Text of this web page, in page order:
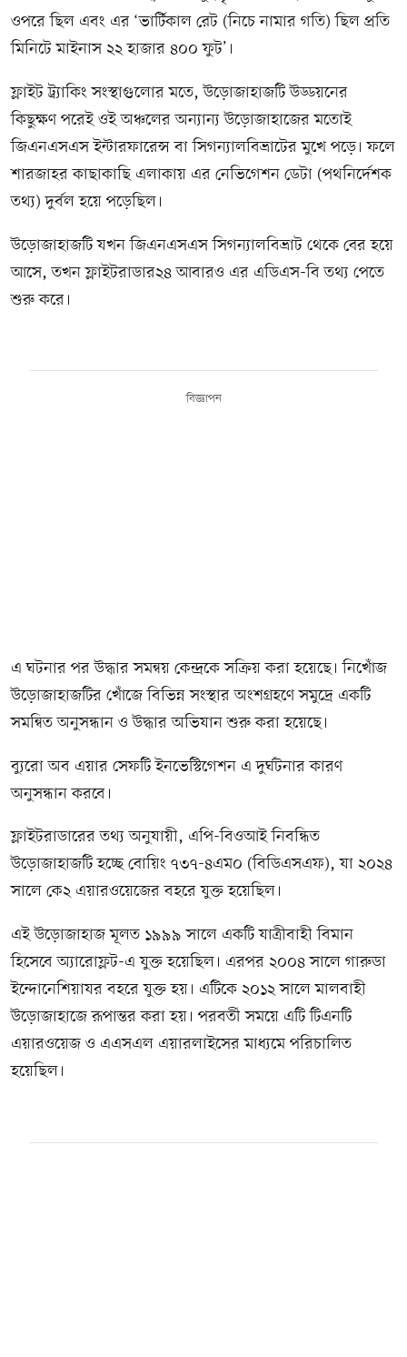
ওপরে ছিল এবং এর ‘ভার্টিকাল রেট (নিচে নামার গতি) ছিল প্রতি
মিনিটে মাইনাস ২২ হাজার ৪০০ ফুট’।
ফ্লাইট ট্র্যাকিং সংস্থাগুলোর মতে, উড়োজাহাজটি উড্ডয়নের
কিছুক্ষণ পরেই ওই অঞ্চলের অন্যান্য উড়োজাহাজের মতোই
জিএনএসএস ইন্টারফারেন্স বা সিগন্যালবিভ্রাটের মুখে পড়ে। ফলে
শারজাহর কাছাকাছি এলাকায় এর নেভিগেশন ডেটা (পথনির্দেশক
তথ্য) দুর্বল হয়ে পড়েছিল।
উড়োজাহাজটি যখন জিএনএসএস সিগন্যালবিভ্রাট থেকে বের হয়ে
আসে, তখন ফ্লাইটরাডার২৪ আবারও এর এডিএস-বি তথ্য পেতে
শুরু করে।
বিজ্ঞাপন
এ ঘটনার পর উদ্ধার সমন্বয় কেন্দ্রকে সক্রিয় করা হয়েছে। নিখোঁজ
উড়োজাহাজটির খোঁজে বিভিন্ন সংস্থার অংশগ্রহণে সমুদ্রে একটি
সমন্বিত অনুসন্ধান ও উদ্ধার অভিযান শুরু করা হয়েছে।
ব্যুরো অব এয়ার সেফটি ইনভেস্টিগেশন এ দুর্ঘটনার কারণ
অনুসন্ধান করবে।
ফ্লাইটরাডারের তথ্য অনুযায়ী, এপি-বিওআই নিবন্ধিত
উড়োজাহাজটি হচ্ছে বোয়িং ৭৩৭-৪এম০ (বিডিএসএফ), যা ২০২৪
সালে কে২ এয়ারওয়েজের বহরে যুক্ত হয়েছিল।
এই উড়োজাহাজ মূলত ১৯৯৯ সালে একটি যাত্রীবাহী বিমান
হিসেবে অ্যারোফ্লট-এ যুক্ত হয়েছিল। এরপর ২০০৪ সালে গারুডা
ইন্দোনেশিয়াযর বহরে যুক্ত হয়। এটিকে ২০১২ সালে মালবাহী
উড়োজাহাজে রূপান্তর করা হয়। পরবর্তী সময়ে এটি টিএনটি
এয়ারওয়েজ ও এএসএল এয়ারলাইসের মাধ্যমে পরিচালিত
হয়েছিল।